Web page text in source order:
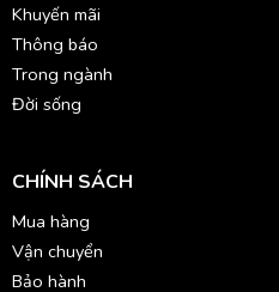
Khuyến mãi
Thông báo
Trong ngành
Đời sống
CHÍNH SÁCH
Mua hàng
Vận chuyển
Bảo hành